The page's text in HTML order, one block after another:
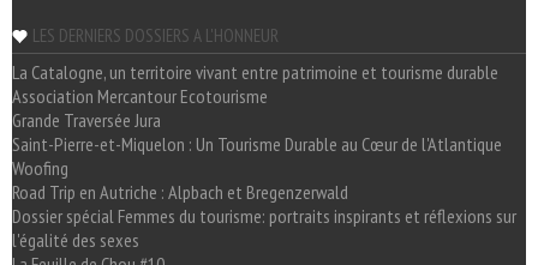
LES DERNIERS DOSSIERS A L'HONNEUR
La Catalogne, un territoire vivant entre patrimoine et tourisme durable
Association Mercantour Ecotourisme
Grande Traversée Jura
Saint-Pierre-et-Miquelon : Un Tourisme Durable au Cœur de l'Atlantique
Woofing
Road Trip en Autriche : Alpbach et Bregenzerwald
Dossier spécial Femmes du tourisme: portraits inspirants et réflexions sur
l'égalité des sexes